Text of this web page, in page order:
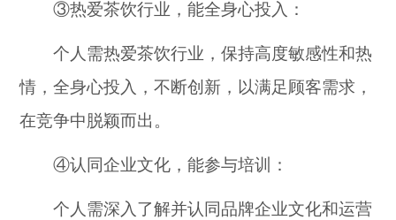
③热爱茶饮行业，能全身心投入：
个人需热爱茶饮行业，保持高度敏感性和热
情，全身心投入，不断创新，以满足顾客需求，
在竞争中脱颖而出。
④认同企业文化，能参与培训：
个人需深入了解并认同品牌企业文化和运营